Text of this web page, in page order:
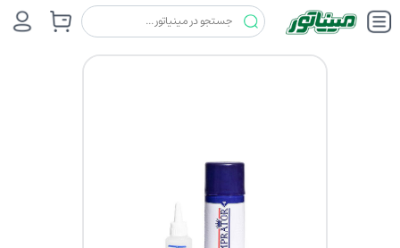
چسب ها امپراطور (EMPRATOR) امپراطور چسب mil100 (1،2،3)